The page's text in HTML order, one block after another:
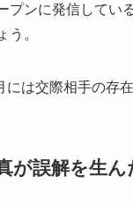
プンに発信してい
う。
には交際相手の存
が誤解を生ん